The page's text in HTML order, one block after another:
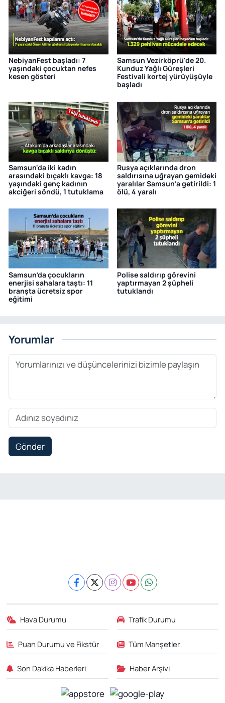
NebiyanFest başladı: 7
yaşındaki çocuktan nefes
kesen gösteri
Samsun Vezirköprü'de 20.
Kunduz Yağlı Güreşleri
Festivali kortej yürüyüşüyle
başladı
Samsun'da iki kadın
arasındaki bıçaklı kavga: 18
yaşındaki genç kadının
akciğeri söndü, 1 tutuklama
Rusya açıklarında dron
saldırısına uğrayan gemideki
yaralılar Samsun’a getirildi: 1
ölü, 4 yaralı
Samsun’da çocukların
enerjisi sahalara taştı: 11
branşta ücretsiz spor
eğitimi
Polise saldırıp görevini
yaptırmayan 2 şüpheli
tutuklandı
Yorumlar
Gönder
Hava Durumu Trafik Durumu
Puan Durumu ve Fikstür Tüm Manşetler
Son Dakika Haberleri Haber Arşivi